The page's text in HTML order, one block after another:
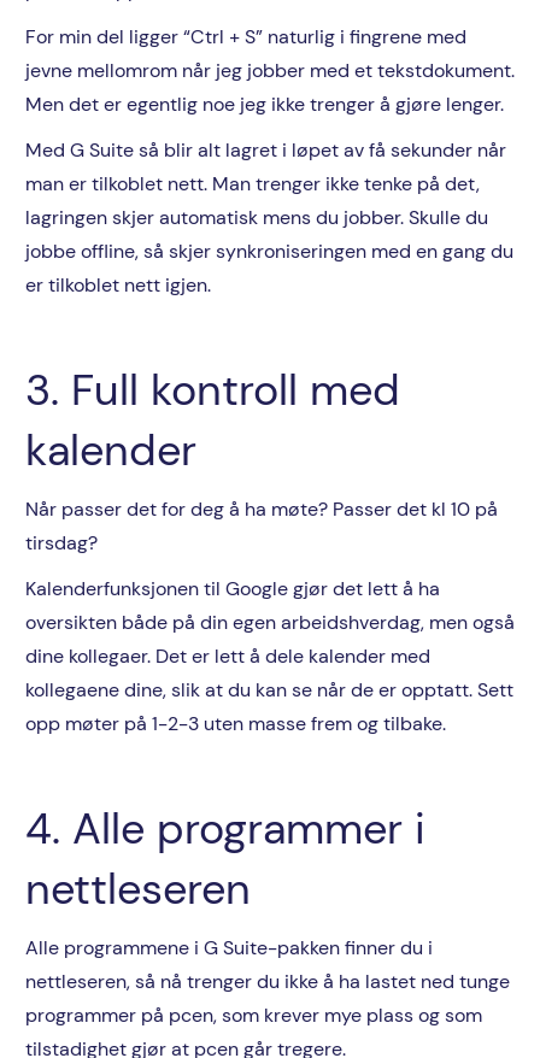
For min del ligger “Ctrl + S” naturlig i fingrene med
jevne mellomrom når jeg jobber med et tekstdokument.
Men det er egentlig noe jeg ikke trenger å gjøre lenger.
Med G Suite så blir alt lagret i løpet av få sekunder når
man er tilkoblet nett. Man trenger ikke tenke på det,
lagringen skjer automatisk mens du jobber. Skulle du
jobbe offline, så skjer synkroniseringen med en gang du
er tilkoblet nett igjen.
3. Full kontroll med
kalender
Når passer det for deg å ha møte? Passer det kl 10 på
tirsdag?
Kalenderfunksjonen til Google gjør det lett å ha
oversikten både på din egen arbeidshverdag, men også
dine kollegaer. Det er lett å dele kalender med
kollegaene dine, slik at du kan se når de er opptatt. Sett
opp møter på 1-2-3 uten masse frem og tilbake.
4. Alle programmer i
nettleseren
Alle programmene i G Suite-pakken finner du i
nettleseren, så nå trenger du ikke å ha lastet ned tunge
programmer på pcen, som krever mye plass og som
tilstadighet gjør at pcen går tregere.